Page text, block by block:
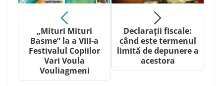
„Mituri Mituri
Basme” la a VIII-a
Festivalul Copiilor
Vari Voula
Vouliagmeni
Declarații fiscale:
când este termenul
limită de depunere a
acestora